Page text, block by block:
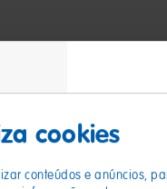
cookies
conteúdos e anúncios,
preta da fita,
prenderes um